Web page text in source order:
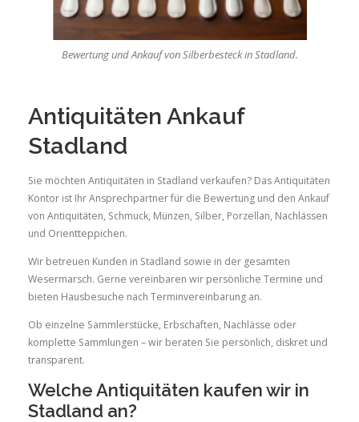
Bewertung und Ankauf von Silberbesteck in Stadland.
Antiquitäten Ankauf
Stadland
Sie möchten Antiquitäten in Stadland verkaufen? Das Antiquitäten
Kontor ist Ihr Ansprechpartner für die Bewertung und den Ankauf
von Antiquitäten, Schmuck, Münzen, Silber, Porzellan, Nachlässen
und Orientteppichen.
Wir betreuen Kunden in Stadland sowie in der gesamten
Wesermarsch. Gerne vereinbaren wir persönliche Termine und
bieten Hausbesuche nach Terminvereinbarung an.
Ob einzelne Sammlerstücke, Erbschaften, Nachlässe oder
komplette Sammlungen – wir beraten Sie persönlich, diskret und
transparent.
Welche Antiquitäten kaufen wir in
Stadland an?